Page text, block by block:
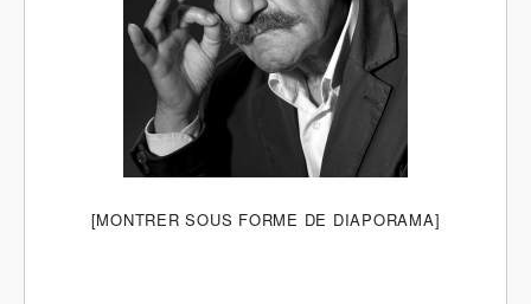
[MONTRER SOUS FORME DE DIAPORAMA]